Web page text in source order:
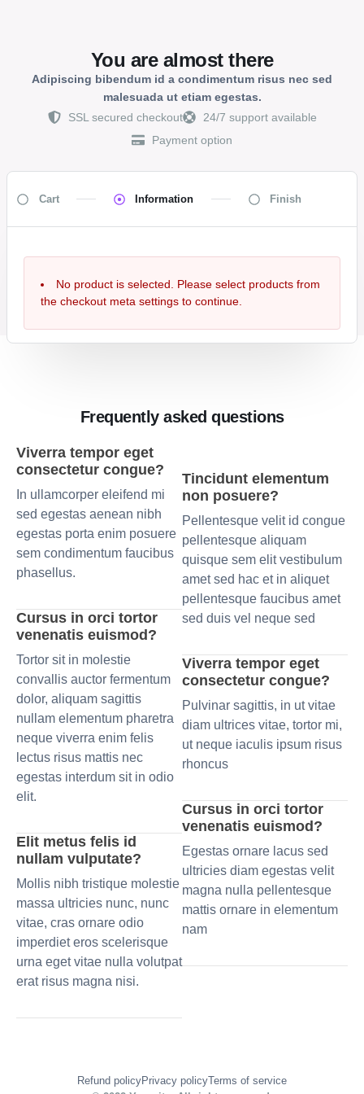
You are almost there
Adipiscing bibendum id a condimentum risus nec sed
malesuada ut etiam egestas.
SSL secured checkout
24/7 support available
Payment option
Cart Information Finish
No product is selected. Please select products from
the checkout meta settings to continue.
Frequently asked questions
Viverra tempor eget
consectetur congue?
In ullamcorper eleifend mi
sed egestas aenean nibh
egestas porta enim posuere
sem condimentum faucibus
phasellus.
Cursus in orci tortor
venenatis euismod?
Tortor sit in molestie
convallis auctor fermentum
dolor, aliquam sagittis
nullam elementum pharetra
neque viverra enim felis
lectus risus mattis nec
egestas interdum sit in odio
elit.
Elit metus felis id
nullam vulputate?
Mollis nibh tristique molestie
massa ultricies nunc, nunc
vitae, cras ornare odio
imperdiet eros scelerisque
urna eget vitae nulla volutpat
erat risus magna nisi.
Tincidunt elementum
non posuere?
Pellentesque velit id congue
pellentesque aliquam
quisque sem elit vestibulum
amet sed hac et in aliquet
pellentesque faucibus amet
sed duis vel neque sed
Viverra tempor eget
consectetur congue?
Pulvinar sagittis, in ut vitae
diam ultrices vitae, tortor mi,
ut neque iaculis ipsum risus
rhoncus
Cursus in orci tortor
venenatis euismod?
Egestas ornare lacus sed
ultricies diam egestas velit
magna nulla pellentesque
mattis ornare in elementum
nam
Refund policyPrivacy policyTerms of service